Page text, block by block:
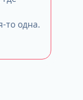
то одна.